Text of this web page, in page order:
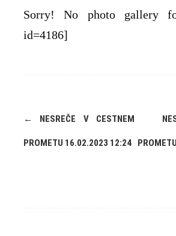
Sorry! No photo gallery
id=4186]
← NESREČE V CESTNEM
PROMETU 16.02.2023 12:24